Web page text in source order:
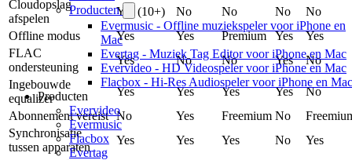
Producten
Evermusic - Offline muziekspeler voor iPhone en
Mac
Evertag - Muziek Tag Editor voor iPhone en Mac
Evervideo - HD Videospeler voor iPhone en Mac
Flacbox - Hi-Res Audiospeler voor iPhone en Mac
Producten
Evervideo
Evermusic
Flacbox
Evertag
Cloudopslag
afspelen
Yes (10+) No No No
No
Offline modus
Yes Yes Premium Yes
Yes
FLAC
ondersteuning
Yes No No Yes
No
Ingebouwde
equalizer
Yes Yes Yes Yes
No
Abonnement vereist No Yes Freemium No
Synchronisatie
tussen apparaten
Yes Yes Yes No Yes